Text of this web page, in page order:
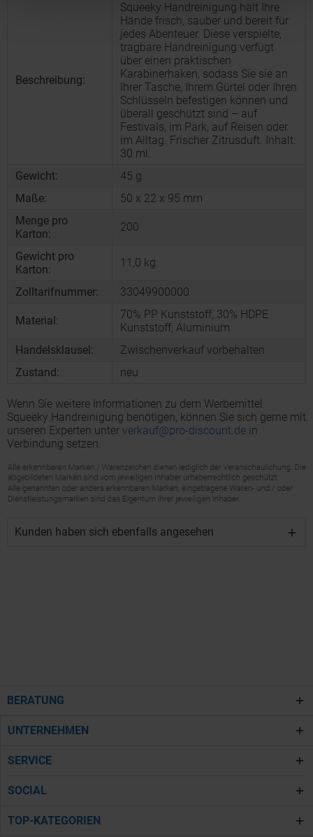
Beschreibung:
Squeeky Handreinigung hält Ihre
Hände frisch, sauber und bereit für
jedes Abenteuer. Diese verspielte,
tragbare Handreinigung verfügt
über einen praktischen
Karabinerhaken, sodass Sie sie an
Ihrer Tasche, Ihrem Gürtel oder Ihren
Schlüsseln befestigen können und
überall geschützt sind – auf
Festivals, im Park, auf Reisen oder
im Alltag. Frischer Zitrusduft. Inhalt:
30 ml.
Gewicht:
45 g
Maße:
50 x 22 x 95 mm
Menge pro
Karton:
200
Gewicht pro
Karton:
11,0 kg
Zolltarifnummer: 33049900000
Material:
70% PP Kunststoff, 30% HDPE
Kunststoff, Aluminium
Handelsklausel:
Zwischenverkauf vorbehalten
Zustand:
neu
Wenn Sie weitere Informationen zu dem Werbemittel
Squeeky Handreinigung benötigen, können Sie sich gerne mit
unseren Experten unter verkauf@pro-discount.de in
Verbindung setzen.
Kunden haben sich ebenfalls angesehen
BERATUNG
UNTERNEHMEN
SERVICE
SOCIAL
TOP-KATEGORIEN